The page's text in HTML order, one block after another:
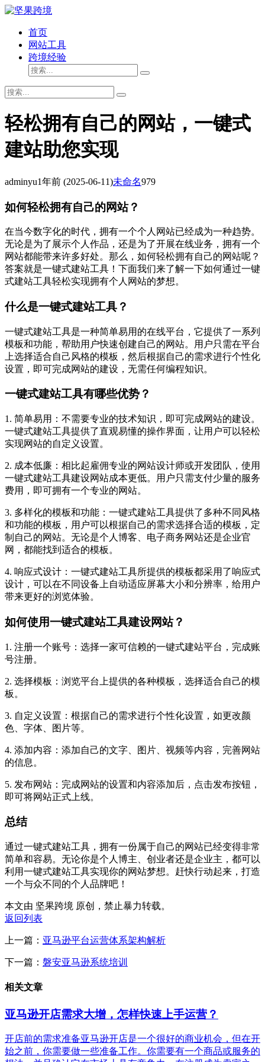
首页
网站工具
跨境经验
轻松拥有自己的网站，一键式
建站助您实现
adminyu1年前 (2025-06-11)未命名979
如何轻松拥有自己的网站？
在当今数字化的时代，拥有一个个人网站已经成为一种趋势。
无论是为了展示个人作品，还是为了开展在线业务，拥有一个
网站都能带来许多好处。那么，如何轻松拥有自己的网站呢？
答案就是一键式建站工具！下面我们来了解一下如何通过一键
式建站工具轻松实现拥有个人网站的梦想。
什么是一键式建站工具？
一键式建站工具是一种简单易用的在线平台，它提供了一系列
模板和功能，帮助用户快速创建自己的网站。用户只需在平台
上选择适合自己风格的模板，然后根据自己的需求进行个性化
设置，即可完成网站的建设，无需任何编程知识。
一键式建站工具有哪些优势？
1. 简单易用：不需要专业的技术知识，即可完成网站的建设。
一键式建站工具提供了直观易懂的操作界面，让用户可以轻松
实现网站的自定义设置。
2. 成本低廉：相比起雇佣专业的网站设计师或开发团队，使用
一键式建站工具建设网站成本更低。用户只需支付少量的服务
费用，即可拥有一个专业的网站。
3. 多样化的模板和功能：一键式建站工具提供了多种不同风格
和功能的模板，用户可以根据自己的需求选择合适的模板，定
制自己的网站。无论是个人博客、电子商务网站还是企业官
网，都能找到适合的模板。
4. 响应式设计：一键式建站工具所提供的模板都采用了响应式
设计，可以在不同设备上自动适应屏幕大小和分辨率，给用户
带来更好的浏览体验。
如何使用一键式建站工具建设网站？
1. 注册一个账号：选择一家可信赖的一键式建站平台，完成账
号注册。
2. 选择模板：浏览平台上提供的各种模板，选择适合自己的模
板。
3. 自定义设置：根据自己的需求进行个性化设置，如更改颜
色、字体、图片等。
4. 添加内容：添加自己的文字、图片、视频等内容，完善网站
的信息。
5. 发布网站：完成网站的设置和内容添加后，点击发布按钮，
即可将网站正式上线。
总结
通过一键式建站工具，拥有一份属于自己的网站已经变得非常
简单和容易。无论你是个人博主、创业者还是企业主，都可以
利用一键式建站工具实现你的网站梦想。赶快行动起来，打造
一个与众不同的个人品牌吧！
本文由 坚果跨境 原创，禁止暴力转载。
返回列表
上一篇： 亚马逊平台运营体系架构解析
下一篇： 磐安亚马逊系统培训
相关文章
亚马逊开店需求大增，怎样快速上手运营？
开店前的需求准备亚马逊开店是一个很好的商业机会，但在开
始之前，你需要做一些准备工作。你需要有一个商品或服务的